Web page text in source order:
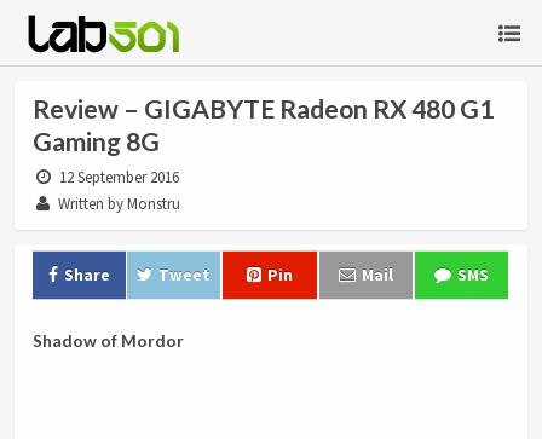
Review – GIGABYTE Radeon RX 480 G1
Gaming 8G
12 September 2016
Written by Monstru
Share Tweet Pin Mail SMS
Shadow of Mordor